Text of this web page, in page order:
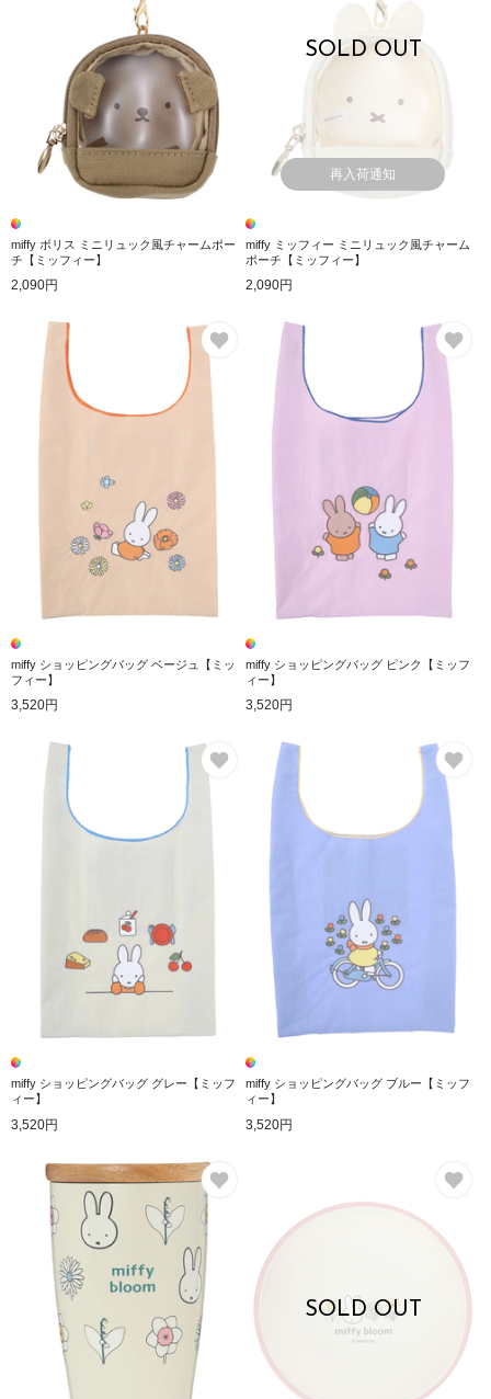
miffy ボリス ミニリュック風チャームポー
チ【ミッフィー】
2,090円
SOLD OUT
再入荷通知
miffy ミッフィー ミニリュック風チャーム
ポーチ【ミッフィー】
2,090円
お気に入り
miffy ショッピングバッグ ベージュ【ミッ
フィー】
3,520円
miffy ショッピングバッグ ピンク【ミッフ
ィー】
3,520円
お気に入り
miffy ショッピングバッグ グレー【ミッフ
ィー】
3,520円
miffy ショッピングバッグ ブルー【ミッフ
ィー】
3,520円
SOLD OUT